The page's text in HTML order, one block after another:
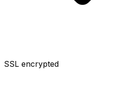
SSL encrypted